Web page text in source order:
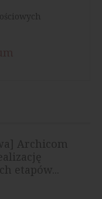
Archicom
etapów...